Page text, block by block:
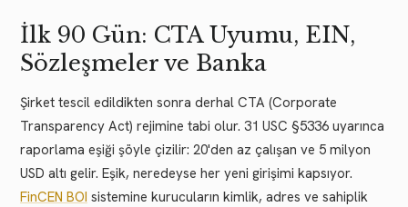
İlk 90 Gün: CTA Uyumu, EIN,
Sözleşmeler ve Banka
Şirket tescil edildikten sonra derhal CTA (Corporate
Transparency Act) rejimine tabi olur. 31 USC §5336 uyarınca
raporlama eşiği şöyle çizilir: 20'den az çalışan ve 5 milyon
USD altı gelir. Eşik, neredeyse her yeni girişimi kapsıyor.
FinCEN BOI sistemine kurucuların kimlik, adres ve sahiplik